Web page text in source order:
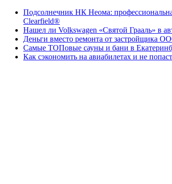
Подсолнечник НК Неома:
Clearfield®
Нашел ли Volkswagen «Святой Грааль» в
Деньги вместо ремонта от застройщика
Самые ТОПовые сауны и бани в
Как сэкономить на авиабилетах и не